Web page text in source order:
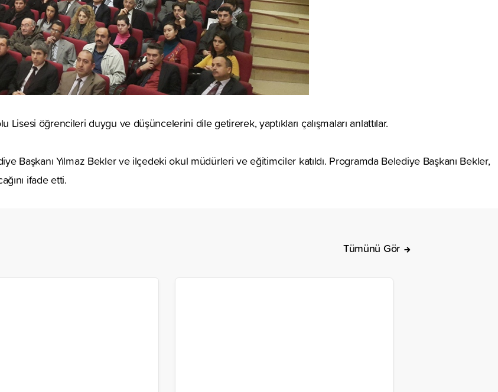
öğrencileri duygu ve düşüncelerini dile getirerek, yaptıkları çalışmaları anlattılar.
Başkanı Yılmaz Bekler ve ilçedeki okul müdürleri ve eğitimciler katıldı. Programda Belediye Başkanı Bekler,
ifade etti.
Tümünü Gör